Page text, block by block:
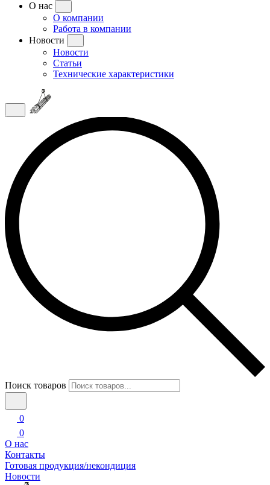
О нас
О компании
Работа в компании
Новости
Новости
Статьи
Технические характеристики
Поиск товаров
0
0
О нас
Контакты
Готовая продукция/некондиция
Новости